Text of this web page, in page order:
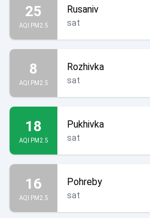
25
AQI PM2.5
Rusaniv
sat
8
AQI PM2.5
Rozhivka
sat
18
AQI PM2.5
Pukhivka
sat
16
AQI PM2.5
Pohreby
sat